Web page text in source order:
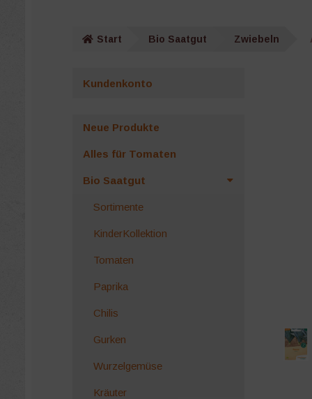
Start Bio Saatgut Zwiebeln
Kundenkonto
Neue Produkte
Alles für Tomaten
Bio Saatgut
Sortimente
KinderKollektion
Tomaten
Paprika
Chilis
Gurken
Wurzelgemüse
Kräuter